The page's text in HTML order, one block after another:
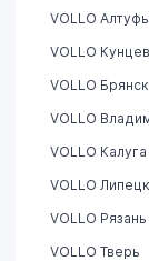
VOLLO
VOLLO
VOLLO Брянск
VOLLO
VOLLO Калуга
VOLLO Липецк
VOLLO Рязань
VOLLO Тверь